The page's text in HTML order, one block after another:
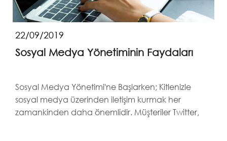
22/09/2019
Sosyal Medya Yönetiminin Faydaları
Sosyal Medya Yönetimi'ne Başlarken; Kitlenizle
sosyal medya üzerinden iletişim kurmak her
zamankinden daha önemlidir. Müşteriler Twitter,